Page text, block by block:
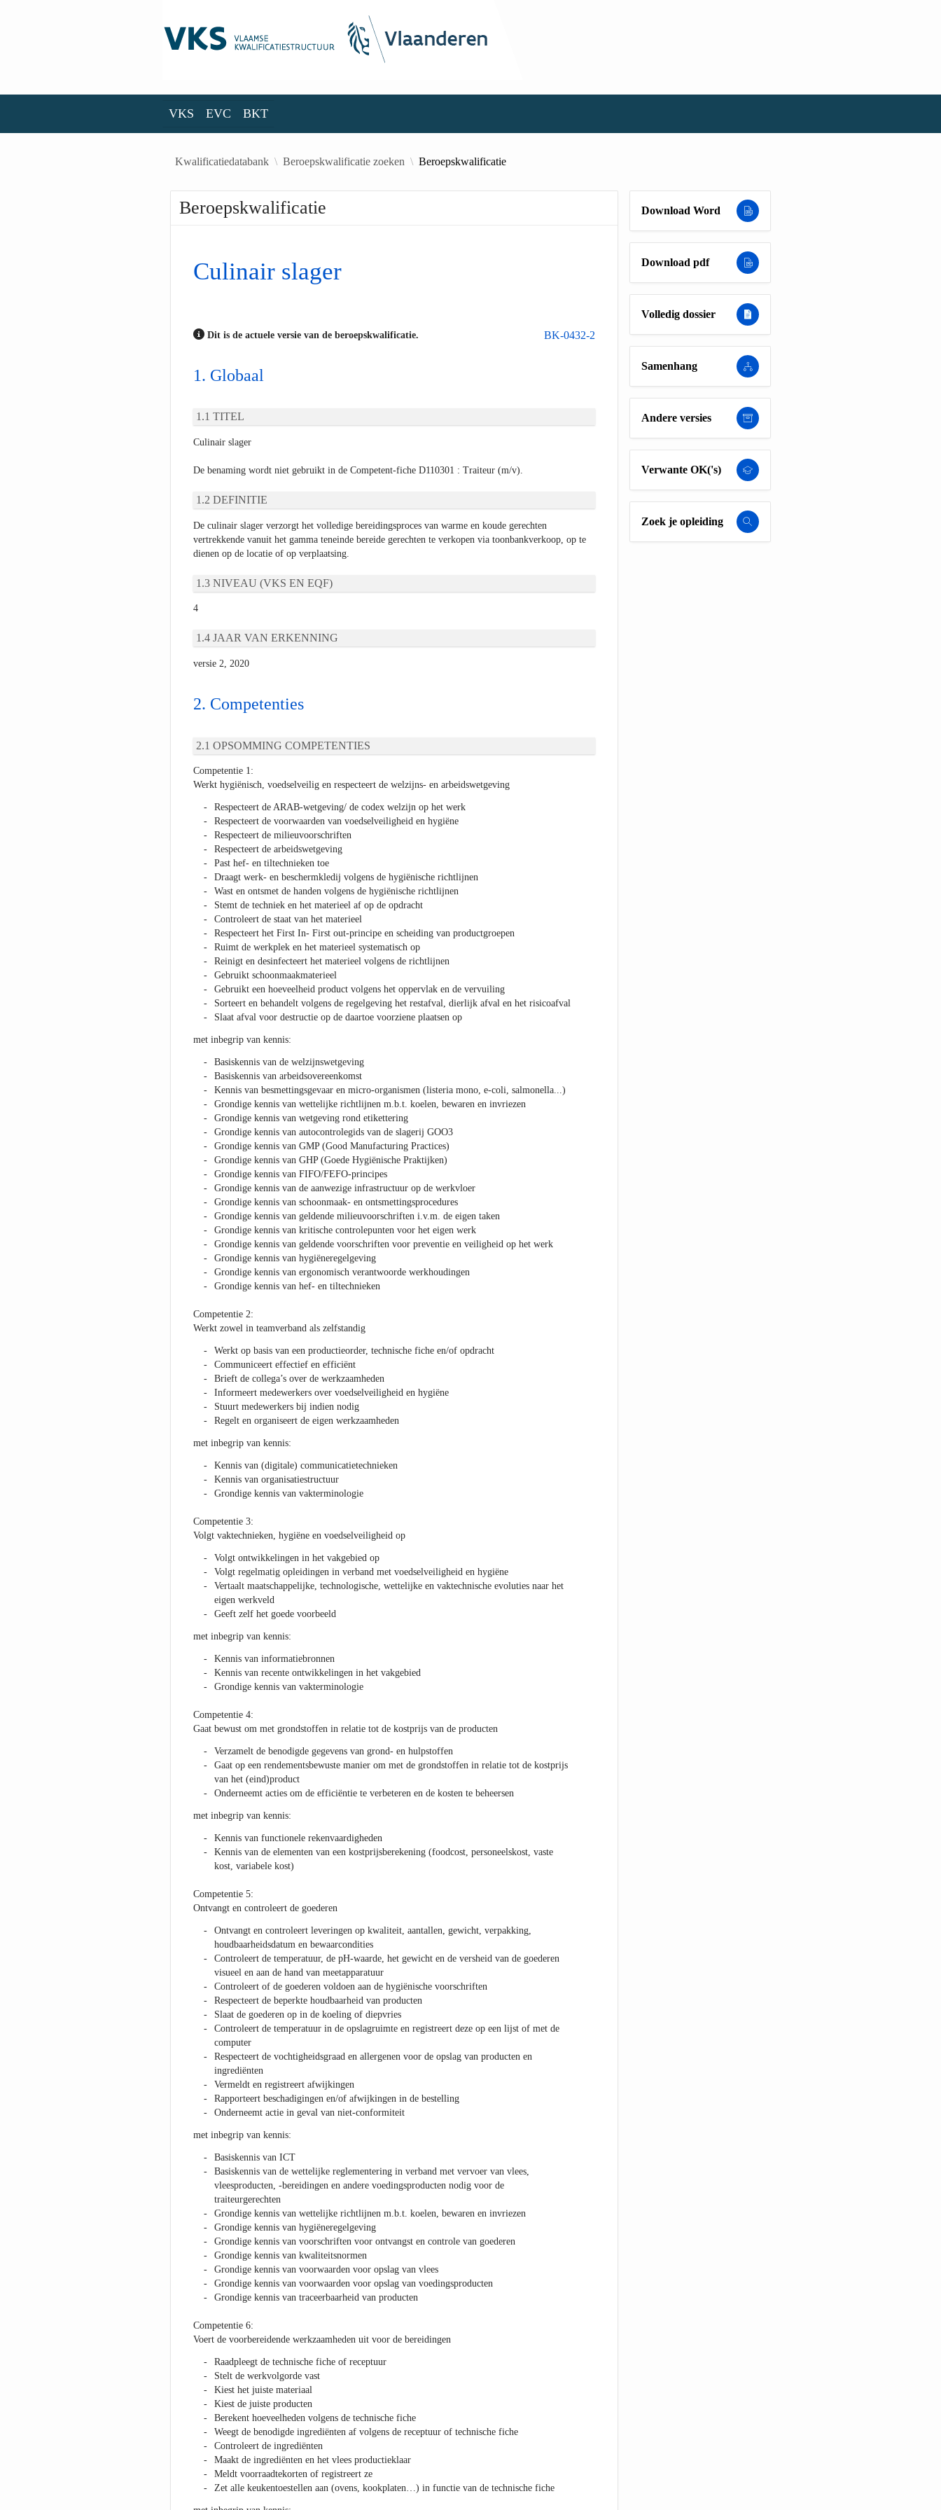
VKS EVC BKT
Kwalificatiedatabank Beroepskwalificatie zoeken Beroepskwalificatie
Beroepskwalificatie
Culinair slager
BK-0432-2
Dit is de actuele versie van de beroepskwalificatie.
Globaal
TITEL
Culinair slager
De benaming wordt niet gebruikt in de Competent-fiche D110301 : Traiteur (m/v).
DEFINITIE
De culinair slager verzorgt het volledige bereidingsproces van warme en koude gerechten
vertrekkende vanuit het gamma teneinde bereide gerechten te verkopen via toonbankverkoop, op te
dienen op de locatie of op verplaatsing.
NIVEAU (VKS EN EQF)
4
JAAR VAN ERKENNING
versie 2, 2020
Competenties
OPSOMMING COMPETENTIES
Competentie 1:
Werkt hygiënisch, voedselveilig en respecteert de welzijns- en arbeidswetgeving
Respecteert de ARAB-wetgeving/ de codex welzijn op het werk
Respecteert de voorwaarden van voedselveiligheid en hygiëne
Respecteert de milieuvoorschriften
Respecteert de arbeidswetgeving
Past hef- en tiltechnieken toe
Draagt werk- en beschermkledij volgens de hygiënische richtlijnen
Wast en ontsmet de handen volgens de hygiënische richtlijnen
Stemt de techniek en het materieel af op de opdracht
Controleert de staat van het materieel
Respecteert het First In- First out-principe en scheiding van productgroepen
Ruimt de werkplek en het materieel systematisch op
Reinigt en desinfecteert het materieel volgens de richtlijnen
Gebruikt schoonmaakmaterieel
Gebruikt een hoeveelheid product volgens het oppervlak en de vervuiling
Sorteert en behandelt volgens de regelgeving het restafval, dierlijk afval en het risicoafval
Slaat afval voor destructie op de daartoe voorziene plaatsen op
met inbegrip van kennis:
Basiskennis van de welzijnswetgeving
Basiskennis van arbeidsovereenkomst
Kennis van besmettingsgevaar en micro-organismen (listeria mono, e-coli, salmonella...)
Grondige kennis van wettelijke richtlijnen m.b.t. koelen, bewaren en invriezen
Grondige kennis van wetgeving rond etikettering
Grondige kennis van autocontrolegids van de slagerij GOO3
Grondige kennis van GMP (Good Manufacturing Practices)
Grondige kennis van GHP (Goede Hygiënische Praktijken)
Grondige kennis van FIFO/FEFO-principes
Grondige kennis van de aanwezige infrastructuur op de werkvloer
Grondige kennis van schoonmaak- en ontsmettingsprocedures
Grondige kennis van geldende milieuvoorschriften i.v.m. de eigen taken
Grondige kennis van kritische controlepunten voor het eigen werk
Grondige kennis van geldende voorschriften voor preventie en veiligheid op het werk
Grondige kennis van hygiëneregelgeving
Grondige kennis van ergonomisch verantwoorde werkhoudingen
Grondige kennis van hef- en tiltechnieken
Competentie 2:
Werkt zowel in teamverband als zelfstandig
Werkt op basis van een productieorder, technische fiche en/of opdracht
Communiceert effectief en efficiënt
Brieft de collega’s over de werkzaamheden
Informeert medewerkers over voedselveiligheid en hygiëne
Stuurt medewerkers bij indien nodig
Regelt en organiseert de eigen werkzaamheden
met inbegrip van kennis:
Kennis van (digitale) communicatietechnieken
Kennis van organisatiestructuur
Grondige kennis van vakterminologie
Competentie 3:
Volgt vaktechnieken, hygiëne en voedselveiligheid op
Volgt ontwikkelingen in het vakgebied op
Volgt regelmatig opleidingen in verband met voedselveiligheid en hygiëne
Vertaalt maatschappelijke, technologische, wettelijke en vaktechnische evoluties naar het
eigen werkveld
Geeft zelf het goede voorbeeld
met inbegrip van kennis:
Kennis van informatiebronnen
Kennis van recente ontwikkelingen in het vakgebied
Grondige kennis van vakterminologie
Competentie 4:
Gaat bewust om met grondstoffen in relatie tot de kostprijs van de producten
Verzamelt de benodigde gegevens van grond- en hulpstoffen
Gaat op een rendementsbewuste manier om met de grondstoffen in relatie tot de kostprijs
van het (eind)product
Onderneemt acties om de efficiëntie te verbeteren en de kosten te beheersen
met inbegrip van kennis:
Kennis van functionele rekenvaardigheden
Kennis van de elementen van een kostprijsberekening (foodcost, personeelskost, vaste
kost, variabele kost)
Competentie 5:
Ontvangt en controleert de goederen
Ontvangt en controleert leveringen op kwaliteit, aantallen, gewicht, verpakking,
houdbaarheidsdatum en bewaarcondities
Controleert de temperatuur, de pH-waarde, het gewicht en de versheid van de goederen
visueel en aan de hand van meetapparatuur
Controleert of de goederen voldoen aan de hygiënische voorschriften
Respecteert de beperkte houdbaarheid van producten
Slaat de goederen op in de koeling of diepvries
Controleert de temperatuur in de opslagruimte en registreert deze op een lijst of met de
computer
Respecteert de vochtigheidsgraad en allergenen voor de opslag van producten en
ingrediënten
Vermeldt en registreert afwijkingen
Rapporteert beschadigingen en/of afwijkingen in de bestelling
Onderneemt actie in geval van niet-conformiteit
met inbegrip van kennis:
Basiskennis van ICT
Basiskennis van de wettelijke reglementering in verband met vervoer van vlees,
vleesproducten, -bereidingen en andere voedingsproducten nodig voor de
traiteurgerechten
Grondige kennis van wettelijke richtlijnen m.b.t. koelen, bewaren en invriezen
Grondige kennis van hygiëneregelgeving
Grondige kennis van voorschriften voor ontvangst en controle van goederen
Grondige kennis van kwaliteitsnormen
Grondige kennis van voorwaarden voor opslag van vlees
Grondige kennis van voorwaarden voor opslag van voedingsproducten
Grondige kennis van traceerbaarheid van producten
Competentie 6:
Voert de voorbereidende werkzaamheden uit voor de bereidingen
Raadpleegt de technische fiche of receptuur
Stelt de werkvolgorde vast
Kiest het juiste materiaal
Kiest de juiste producten
Berekent hoeveelheden volgens de technische fiche
Weegt de benodigde ingrediënten af volgens de receptuur of technische fiche
Controleert de ingrediënten
Maakt de ingrediënten en het vlees productieklaar
Meldt voorraadtekorten of registreert ze
Zet alle keukentoestellen aan (ovens, kookplaten…) in functie van de technische fiche
Download Word
Download pdf
Volledig dossier
Samenhang
Andere versies
Verwante OK('s)
Zoek je opleiding